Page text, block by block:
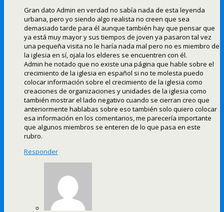
Gran dato Admin en verdad no sabía nada de esta leyenda
urbana, pero yo siendo algo realista no creen que sea
demasiado tarde para él aunque también hay que pensar que
ya está muy mayor y sus tiempos de joven ya pasaron tal vez
una pequeña visita no le haría nada mal pero no es miembro de
la iglesia en sí, ojala los elderes se encuentren con él.
Admin he notado que no existe una página que hable sobre el
crecimiento de la iglesia en español si no te molesta puedo
colocar información sobre el crecimiento de la iglesia como
creaciones de organizaciones y unidades de la iglesia como
también mostrar el lado negativo cuando se cierran creo que
anteriormente hablabas sobre eso también solo quiero colocar
esa información en los comentarios, me parecería importante
que algunos miembros se enteren de lo que pasa en este
rubro.
Responder